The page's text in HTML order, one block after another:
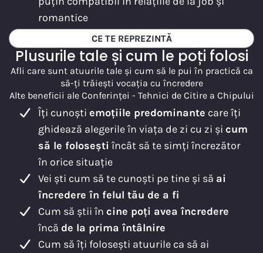
romantice
CE TE REPREZINTĂ
Plusurile tale și cum le poți folosi
Afli care sunt atuurile tale și cum să le pui în practică ca
să-ți trăiești vocația cu încredere
Alte beneficii ale Conferinței - Tehnici de Citire a Chipului
Îți cunoști emoțiile predominante care îți
ghidează alegerile în viața de zi cu zi și cum
să le folosești încât să te simți încrezător
în orice situație
Vei ști cum să te cunoști pe tine și să ai
încredere în felul tău de a fi
Cum să știi în cine poți avea încredere
încă de la prima întâlnire
Cum să îți folosești atuurile ca să ai